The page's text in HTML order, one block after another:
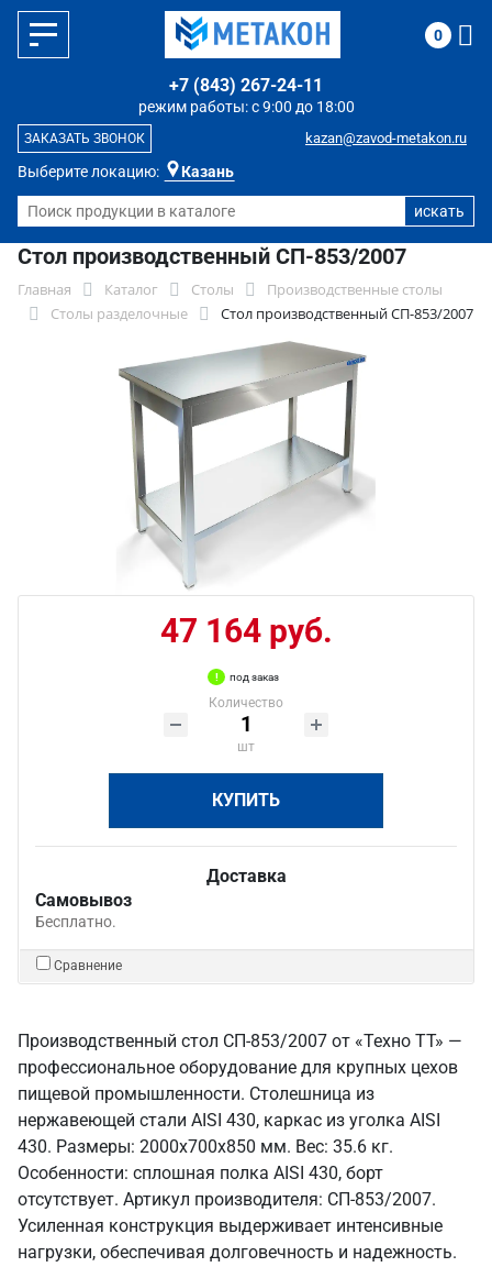
Выберите локацию: Казань
режим работы: с 9:00 до 18:00
+7 (843) 267-24-11
kazan@zavod-metakon.ru
ЗАКАЗАТЬ ЗВОНОК
0
Стол производственный СП-853/2007
Главная Каталог Столы
Производственные столы
Столы разделочные
Стол производственный СП-853/2007
47 164 руб.
под заказ
Количество
шт
КУПИТЬ
Доставка
Самовывоз
Бесплатно.
Сравнение
Производственный стол СП-853/2007 от «Техно ТТ» —
профессиональное оборудование для крупных цехов
пищевой промышленности. Столешница из
нержавеющей стали AISI 430, каркас из уголка AISI
430. Размеры: 2000x700x850 мм. Вес: 35.6 кг.
Особенности: сплошная полка AISI 430, борт
отсутствует. Артикул производителя: СП-853/2007.
Усиленная конструкция выдерживает интенсивные
нагрузки, обеспечивая долговечность и надежность.